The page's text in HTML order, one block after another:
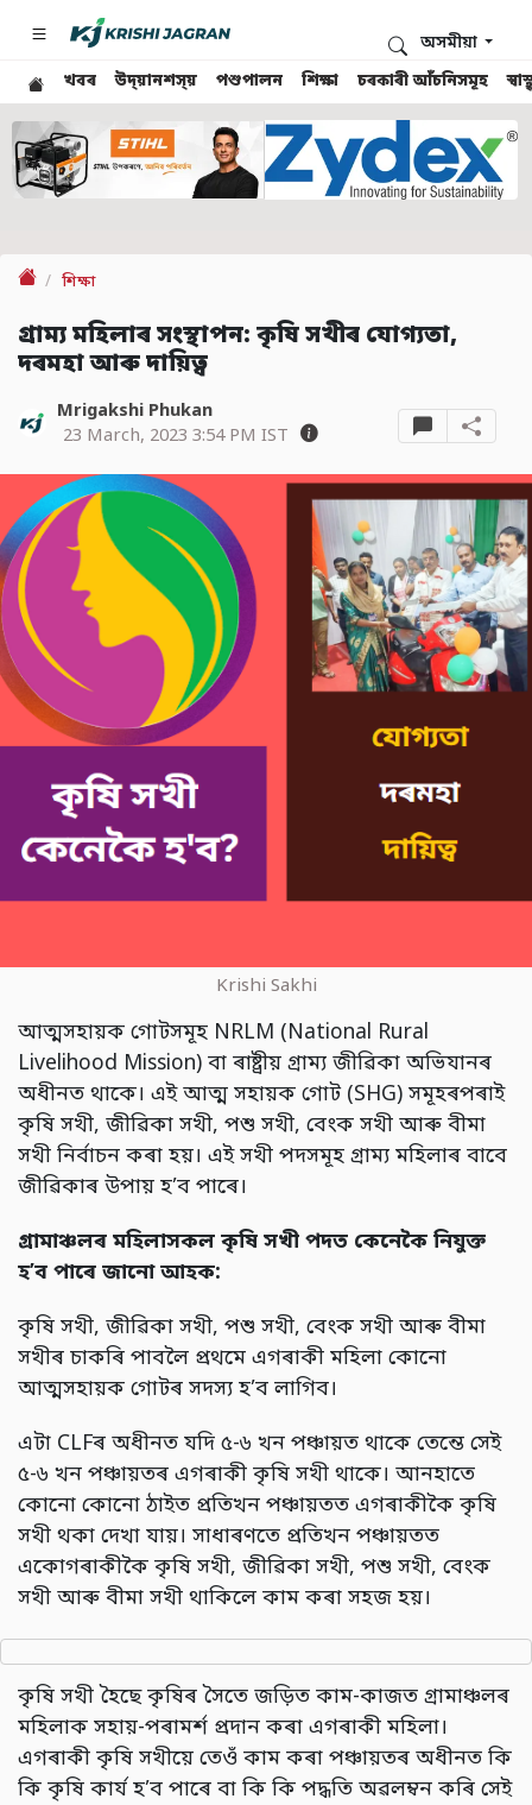
খবৰ উদ্য়ানশস্য় পশুপালন শিক্ষা চৰকাৰী আঁচনিসমূহ
অসমীয়া
শিক্ষা
গ্ৰাম্য মহিলাৰ সংস্থাপন: কৃষি সখীৰ যোগ্যতা,
দৰমহা আৰু দায়িত্ব
Mrigakshi Phukan
23 March, 2023 3:54 PM IST
Krishi Sakhi
আত্মসহায়ক গোটসমূহ NRLM (National Rural
Livelihood Mission) বা ৰাষ্ট্ৰীয় গ্ৰাম্য জীৱিকা অভিযানৰ
অধীনত থাকে। এই আত্ম সহায়ক গোট (SHG) সমূহৰপৰাই
কৃষি সখী, জীৱিকা সখী, পশু সখী, বেংক সখী আৰু বীমা
সখী নিৰ্বাচন কৰা হয়। এই সখী পদসমূহ গ্ৰাম্য মহিলাৰ বাবে
জীৱিকাৰ উপায় হ’ব পাৰে।
গ্ৰামাঞ্চলৰ মহিলাসকল কৃষি সখী পদত কেনেকৈ নিযুক্ত
হ’ব পাৰে জানো আহক:
কৃষি সখী, জীৱিকা সখী, পশু সখী, বেংক সখী আৰু বীমা
সখীৰ চাকৰি পাবলৈ প্ৰথমে এগৰাকী মহিলা কোনো
আত্মসহায়ক গোটৰ সদস্য হ’ব লাগিব।
এটা CLFৰ অধীনত যদি ৫-৬ খন পঞ্চায়ত থাকে তেন্তে সেই
৫-৬ খন পঞ্চায়তৰ এগৰাকী কৃষি সখী থাকে। আনহাতে
কোনো কোনো ঠাইত প্ৰতিখন পঞ্চায়তত এগৰাকীকৈ কৃষি
সখী থকা দেখা যায়। সাধাৰণতে প্ৰতিখন পঞ্চায়তত
একোগৰাকীকৈ কৃষি সখী, জীৱিকা সখী, পশু সখী, বেংক
সখী আৰু বীমা সখী থাকিলে কাম কৰা সহজ হয়।
কৃষি সখী হৈছে কৃষিৰ সৈতে জড়িত কাম-কাজত গ্ৰামাঞ্চলৰ
মহিলাক সহায়-পৰামৰ্শ প্ৰদান কৰা এগৰাকী মহিলা।
এগৰাকী কৃষি সখীয়ে তেওঁ কাম কৰা পঞ্চায়তৰ অধীনত কি
কি কৃষি কাৰ্য হ’ব পাৰে বা কি কি পদ্ধতি অৱলম্বন কৰি সেই